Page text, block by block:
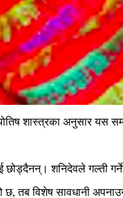
शास्त्रका अनुसार यस
शनिदेवले गल्ती
छ, तब विशेष सावधानी